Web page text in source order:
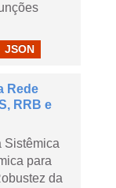
JSON
Rede
RRB e
Sistêmica
para
da